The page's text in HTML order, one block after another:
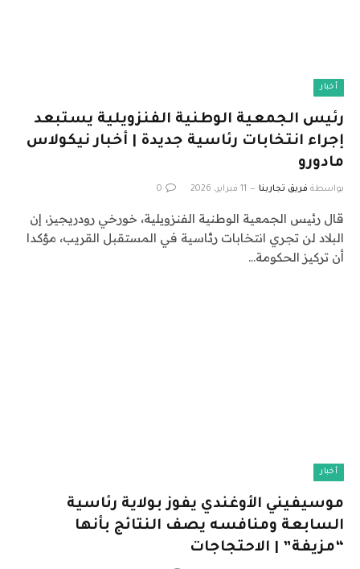
أخبار
رئيس الجمعية الوطنية الفنزويلية يستبعد
إجراء انتخابات رئاسية جديدة | أخبار نيكولاس
مادورو
بواسطة فريق تجاربنا 11 فبراير، 2026 0
قال رئيس الجمعية الوطنية الفنزويلية، خورخي رودريجيز، إن
البلاد لن تجري انتخابات رئاسية في المستقبل القريب، مؤكدا
أن تركيز الحكومة…
أخبار
موسيفيني الأوغندي يفوز بولاية رئاسية
السابعة ومنافسه يصف النتائج بأنها
“مزيفة” | الاحتجاجات